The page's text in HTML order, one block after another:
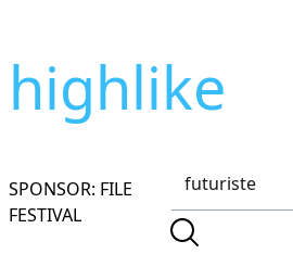
highlike
SPONSOR: FILE
FESTIVAL